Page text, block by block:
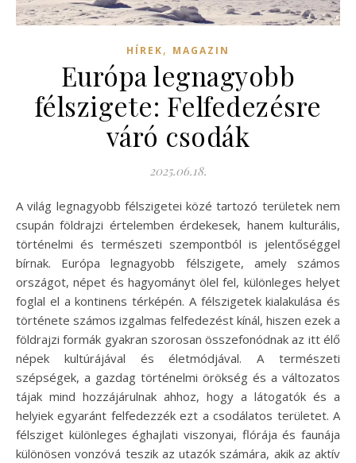
HÍREK, MAGAZIN
Európa legnagyobb
félszigete: Felfedezésre
váró csodák
2025.06.18.
A világ legnagyobb félszigetei közé tartozó területek nem
csupán földrajzi értelemben érdekesek, hanem kulturális,
történelmi és természeti szempontból is jelentőséggel
bírnak. Európa legnagyobb félszigete, amely számos
országot, népet és hagyományt ölel fel, különleges helyet
foglal el a kontinens térképén. A félszigetek kialakulása és
története számos izgalmas felfedezést kínál, hiszen ezek a
földrajzi formák gyakran szorosan összefonódnak az itt élő
népek kultúrájával és életmódjával. A természeti
szépségek, a gazdag történelmi örökség és a változatos
tájak mind hozzájárulnak ahhoz, hogy a látogatók és a
helyiek egyaránt felfedezzék ezt a csodálatos területet. A
félsziget különleges éghajlati viszonyai, flórája és faunája
különösen vonzóvá teszik az utazók számára, akik az aktív